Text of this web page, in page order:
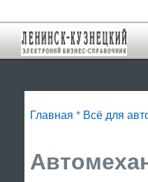
Главная * Всё для